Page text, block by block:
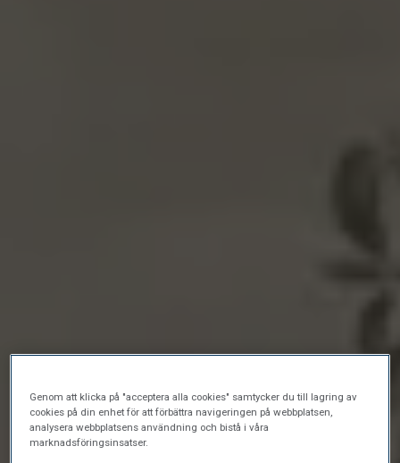
Genom att klicka på "acceptera alla cookies" samtycker du till lagring av
cookies på din enhet för att förbättra navigeringen på webbplatsen,
analysera webbplatsens användning och bistå i våra
marknadsföringsinsatser.